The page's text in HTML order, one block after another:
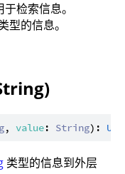
检索信息。
型的信息。
, value: String):
类型的信息到外层